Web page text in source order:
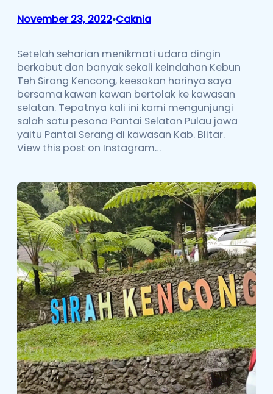
November 23, 2022•Caknia
Setelah seharian menikmati udara dingin
berkabut dan banyak sekali keindahan Kebun
Teh Sirang Kencong, keesokan harinya saya
bersama kawan kawan bertolak ke kawasan
selatan. Tepatnya kali ini kami mengunjungi
salah satu pesona Pantai Selatan Pulau jawa
yaitu Pantai Serang di kawasan Kab. Blitar.
View this post on Instagram…